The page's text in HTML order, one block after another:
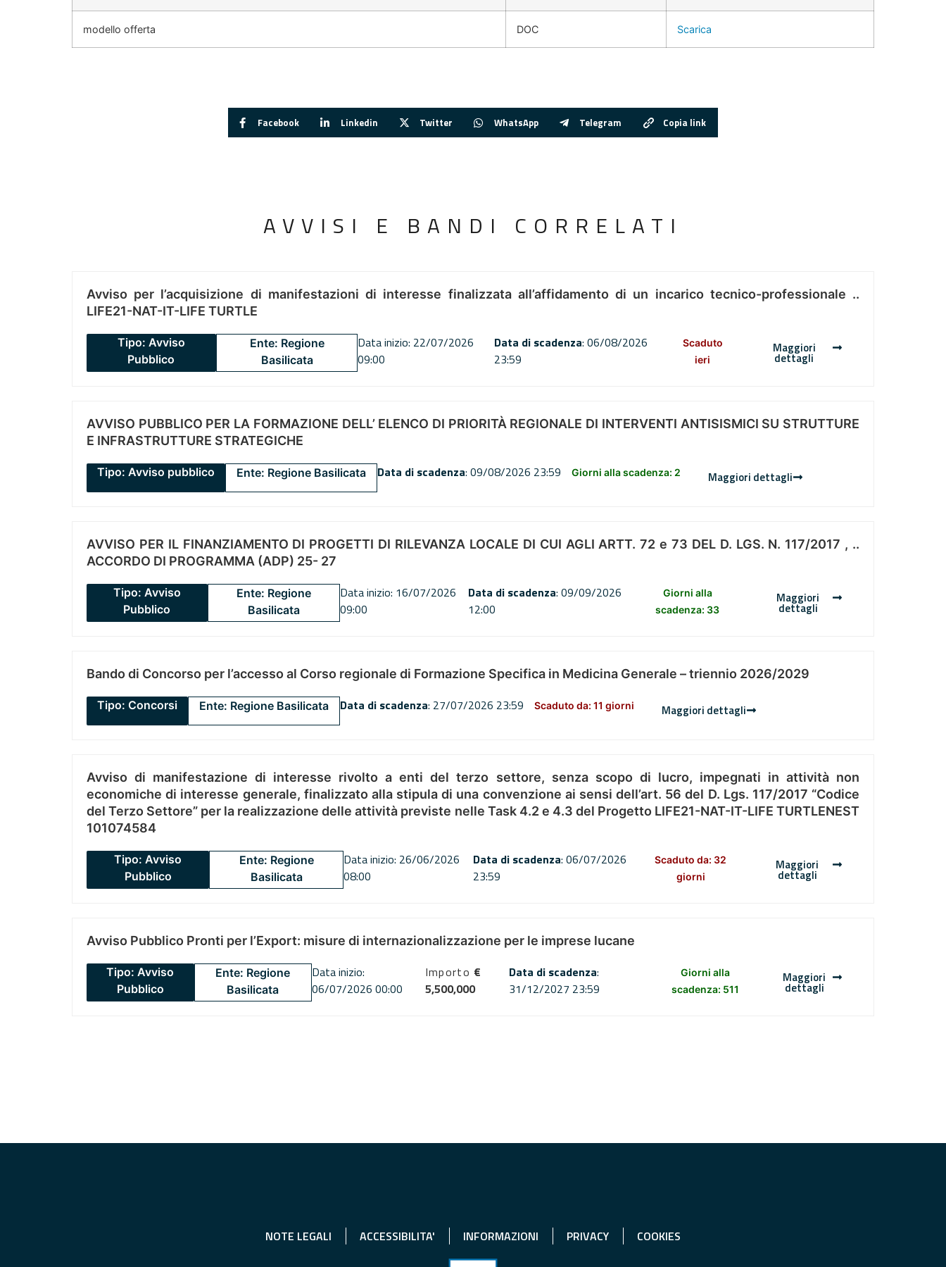
modello offerta DOC Scarica
Facebook Linkedin Twitter WhatsApp Telegram Copia link
AVVISI E BANDI CORRELATI
Avviso per l’acquisizione di manifestazioni di interesse finalizzata all’affidamento di un incarico tecnico-professionale ..
LIFE21-NAT-IT-LIFE TURTLE
Tipo: Avviso
Pubblico
Ente: Regione
Basilicata
Data inizio: 22/07/2026
09:00
Data di scadenza: 06/08/2026
23:59
Scaduto
ieri
Maggiori
dettagli
AVVISO PUBBLICO PER LA FORMAZIONE DELL’ ELENCO DI PRIORITÀ REGIONALE DI INTERVENTI ANTISISMICI SU STRUTTURE
E INFRASTRUTTURE STRATEGICHE
Tipo: Avviso pubblico Ente: Regione Basilicata Data di scadenza: 09/08/2026 23:59 Giorni alla scadenza: 2 Maggiori dettagli
AVVISO PER IL FINANZIAMENTO DI PROGETTI DI RILEVANZA LOCALE DI CUI AGLI ARTT. 72 e 73 DEL D. LGS. N. 117/2017 , ..
ACCORDO DI PROGRAMMA (ADP) 25- 27
Tipo: Avviso
Pubblico
Ente: Regione
Basilicata
Data inizio: 16/07/2026
09:00
Data di scadenza: 09/09/2026
12:00
Giorni alla
scadenza: 33
Maggiori
dettagli
Bando di Concorso per l’accesso al Corso regionale di Formazione Specifica in Medicina Generale – triennio 2026/2029
Tipo: Concorsi Ente: Regione Basilicata Data di scadenza: 27/07/2026 23:59 Scaduto da: 11 giorni Maggiori dettagli
Avviso di manifestazione di interesse rivolto a enti del terzo settore, senza scopo di lucro, impegnati in attività non
economiche di interesse generale, finalizzato alla stipula di una convenzione ai sensi dell’art. 56 del D. Lgs. 117/2017 “Codice
del Terzo Settore” per la realizzazione delle attività previste nelle Task 4.2 e 4.3 del Progetto LIFE21-NAT-IT-LIFE TURTLENEST
101074584
Tipo: Avviso
Pubblico
Ente: Regione
Basilicata
Data inizio: 26/06/2026
08:00
Data di scadenza: 06/07/2026
23:59
Scaduto da: 32
giorni
Maggiori
dettagli
Avviso Pubblico Pronti per l’Export: misure di internazionalizzazione per le imprese lucane
Tipo: Avviso
Pubblico
Ente: Regione
Basilicata
Data inizio:
06/07/2026 00:00
Importo €
5,500,000
Data di scadenza:
31/12/2027 23:59
Giorni alla
scadenza: 511
Maggiori
dettagli
NOTE LEGALI ACCESSIBILITA' INFORMAZIONI PRIVACY COOKIES